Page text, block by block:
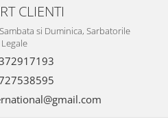
CLIENTI
si Duminica, Sarbatorile
Legale